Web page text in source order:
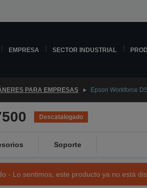
EMPRESA SECTOR INDUSTRIAL
PARA EMPRESAS Epson Workforce
Descatalogado
Soporte
- Lo sentimos, este producto ya no está